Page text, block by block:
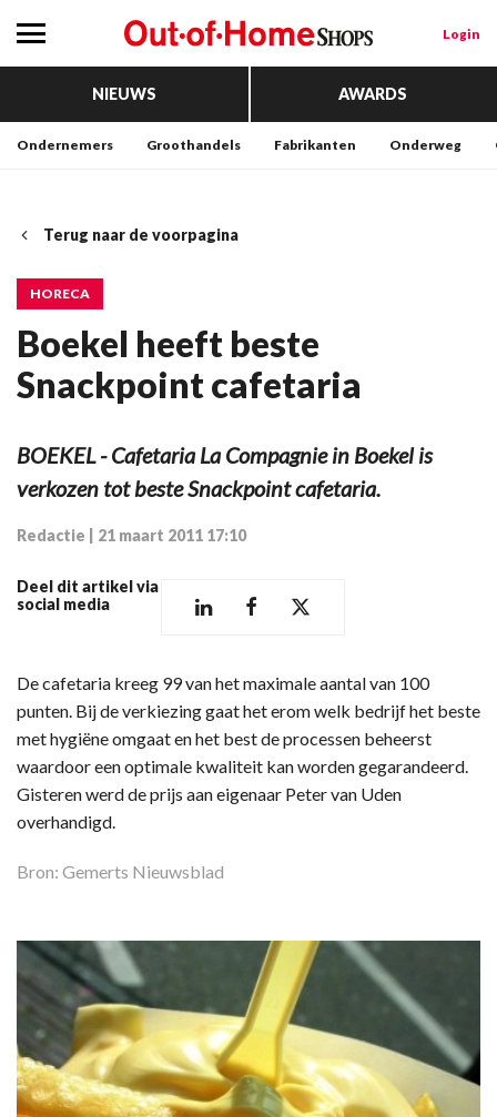
Login
NIEUWS AWARDS
Ondernemers Groothandels Fabrikanten Onderweg
Terug naar de voorpagina
HORECA
Boekel heeft beste
Snackpoint cafetaria
BOEKEL - Cafetaria La Compagnie in Boekel is
verkozen tot beste Snackpoint cafetaria.
Redactie 21 maart 2011 17:10
Deel dit artikel via
social media
De cafetaria kreeg 99 van het maximale aantal van 100
punten. Bij de verkiezing gaat het erom welk bedrijf het beste
met hygiëne omgaat en het best de processen beheerst
waardoor een optimale kwaliteit kan worden gegarandeerd.
Gisteren werd de prijs aan eigenaar Peter van Uden
overhandigd.
Bron: Gemerts Nieuwsblad